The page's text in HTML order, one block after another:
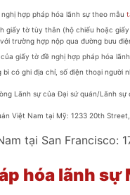
nghị hợp pháp hóa lãnh sự theo mẫu
giấy tờ tùy thân (hộ chiếu hoặc
trường hợp nộp qua đường bưu
giấy tờ đề nghị hợp pháp hóa
bì có ghi địa chỉ, số điện thoại người
Lãnh sự của Đại sứ quán/Lãnh sự
Việt Nam tại Mỹ: 1233 20th
tại San Francisco:
hóa lãnh sự